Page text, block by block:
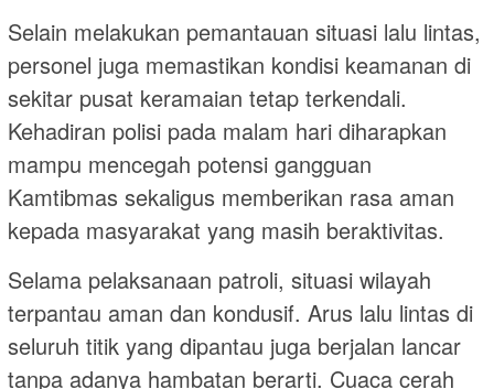
Selain melakukan pemantauan situasi lalu lintas,
personel juga memastikan kondisi keamanan di
sekitar pusat keramaian tetap terkendali.
Kehadiran polisi pada malam hari diharapkan
mampu mencegah potensi gangguan
Kamtibmas sekaligus memberikan rasa aman
kepada masyarakat yang masih beraktivitas.
Selama pelaksanaan patroli, situasi wilayah
terpantau aman dan kondusif. Arus lalu lintas di
seluruh titik yang dipantau juga berjalan lancar
tanpa adanya hambatan berarti. Cuaca cerah